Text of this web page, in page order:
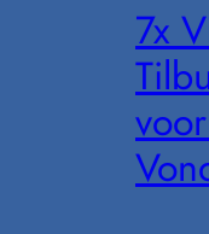
7x